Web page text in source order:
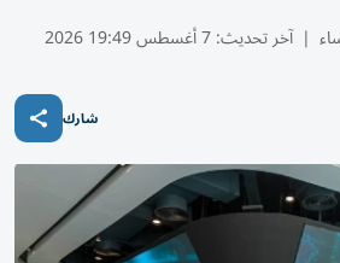
| آخر تحديث:7 أغسطس 19:49 2026
شارك